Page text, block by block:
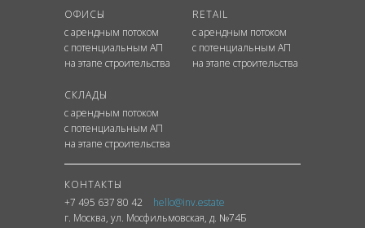
ОФИСЫ
с арендным потоком
с потенциальным АП
на этапе строительства
RETAIL
с арендным потоком
с потенциальным АП
на этапе строительства
СКЛАДЫ
с арендным потоком
с потенциальным АП
на этапе строительства
КОНТАКТЫ
+7 495 637 80 42
hello@inv.estate
г. Москва, ул. Мосфильмовская, д. №74Б